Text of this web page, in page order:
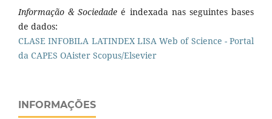
Informação & Sociedadeé indexada nas seguintes bases
de dados:
CLASE INFOBILA LATINDEX LISA Web of Science - Portal
da CAPES OAister Scopus/Elsevier
INFORMAÇÕES